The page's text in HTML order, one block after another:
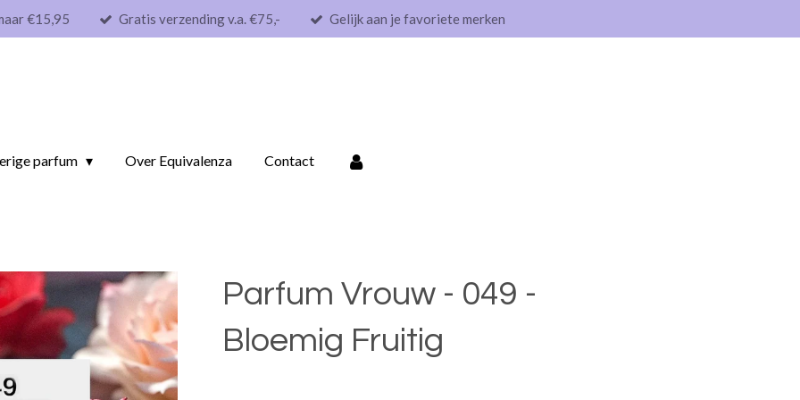
€15,95 Gratis verzending v.a. €75,- Gelijk aan je favoriete merken
parfum Over Equivalenza Contact
Parfum Vrouw - 049 -
Bloemig Fruitig